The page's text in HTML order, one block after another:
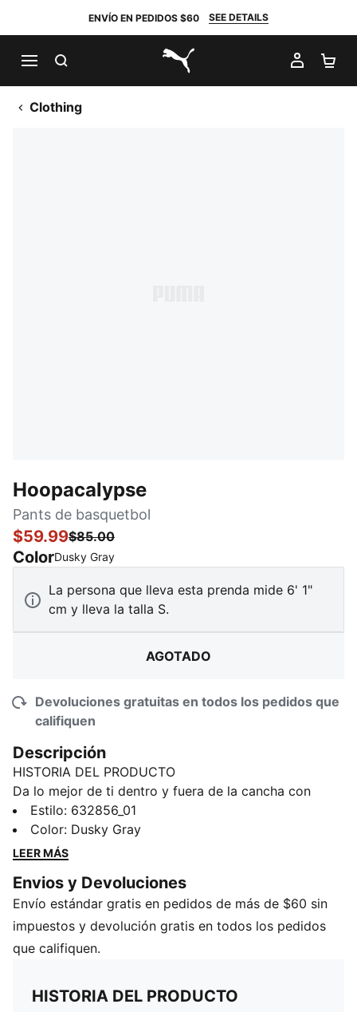
ENVÍO EN PEDIDOS $60 SEE DETAILS
PUMA.com
MI
Clothing
Hoopacalypse
Pants de basquetbol
$59.99$85.00
ColorDusky Gray:
La persona que lleva esta prenda mide 6' 1"
cm y lleva la talla S.
AGOTADO
Devoluciones gratuitas en todos los pedidos que
califiquen
Descripción
HISTORIA DEL PRODUCTO
Da lo mejor de ti dentro y fuera de la cancha con
nuestras prendas de estilo de vida. Nuestras prendas
básicas, fáciles de llevar, como sudaderas con
capucha, jerseys, playeras y pants, se renuevan con
nuestra pasión por el deporte. Ya sea para calentar,
para después del partido o para el día a día, estas
prendas están diseñadas para marcar la diferencia.
CARACTERÍSTICAS Y BENEFICIOS
DETALLES
Estilo: 632856_01
Color: Dusky Gray
LEER MÁS
Envios y Devoluciones
Envío estándar gratis en pedidos de más de $60 sin
impuestos y devolución gratis en todos los pedidos
que califiquen.
HISTORIA DEL PRODUCTO